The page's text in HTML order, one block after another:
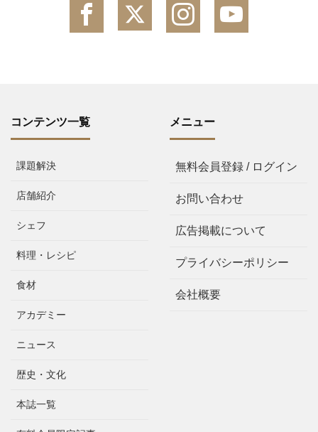
コンテンツ一覧
課題解決
店舗紹介
シェフ
料理・レシピ
食材
アカデミー
ニュース
歴史・文化
本誌一覧
メニュー
無料会員登録 / ログイン
お問い合わせ
広告掲載について
プライバシーポリシー
会社概要